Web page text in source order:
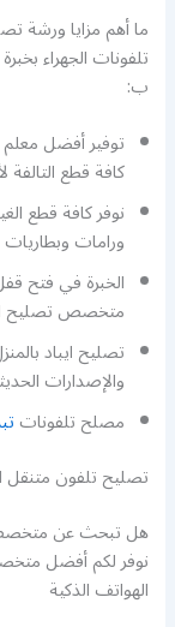
ما أهم مزايا ورشة
تلفونات الجهراء
ب:
توفير أفضل
كافة قطع التالفة
نوفر كافة قطع
ورامات
الخبرة في فتح
متخصص تصليح
تصليح ايباد
والإصدارات
مصلح تلفونات
تصليح تلفون متنقل
هل تبحث عن متخصص
نوفر لكم أفضل
الهواتف الذكية